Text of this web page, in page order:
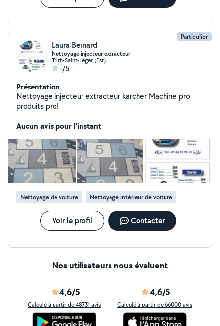
Particulier
Laura Bernard
Nettoyage injecteur extracteur
Trith-Saint-Léger (Est)
-/5
Présentation
Nettoyage injecteur extracteur karcher Machine pro
produits pro!
Aucun avis pour l'instant
Nettoyage de voiture Nettoyage intérieur de voiture
Voir le profil Contacter
Nos utilisateurs nous évaluent
4,6/5
Calculé à partir de 48731 avis
4,6/5
Calculé à partir de 66000 avis